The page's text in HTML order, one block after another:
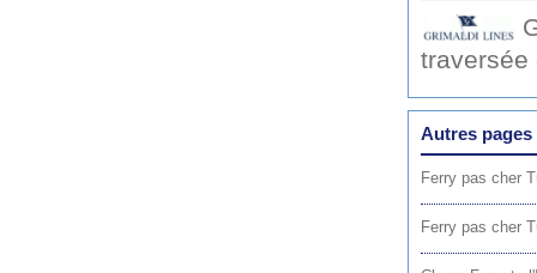
traversée
Autres pages
Ferry pas cher
Ferry pas cher